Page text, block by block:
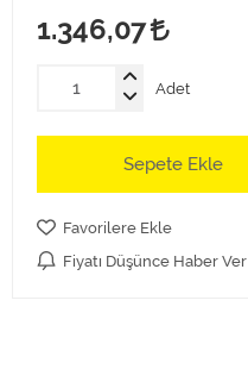
1.346,07
Adet
Sepete Ekle
Favorilere Ekle
Fiyatı Düşünce Haber Ver